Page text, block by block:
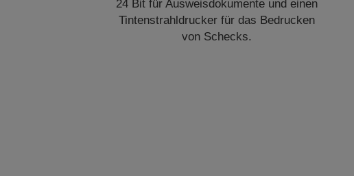
24 Bit für Ausweisdokumente und einen
Tintenstrahldrucker für das Bedrucken
von Schecks.